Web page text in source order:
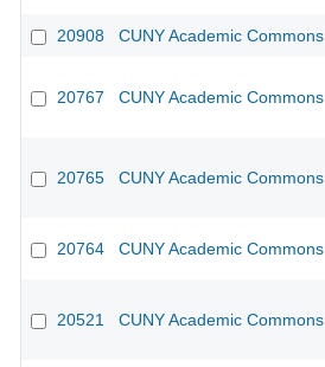
20908 CUNY Academic Commons
20767 CUNY Academic Commons
20765 CUNY Academic Commons
20764 CUNY Academic Commons
20521 CUNY Academic Commons